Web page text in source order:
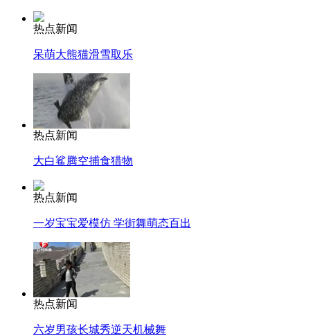
热点新闻
呆萌大熊猫滑雪取乐
热点新闻
大白鲨腾空捕食猎物
热点新闻
一岁宝宝爱模仿 学街舞萌态百出
热点新闻
六岁男孩长城秀逆天机械舞